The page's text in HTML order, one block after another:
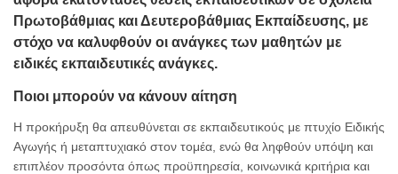
Πρωτοβάθμιας και Δευτεροβάθμιας Εκπαίδευσης, με
στόχο να καλυφθούν οι ανάγκες των μαθητών με
ειδικές εκπαιδευτικές ανάγκες.
Ποιοι μπορούν να κάνουν αίτηση
Η προκήρυξη θα απευθύνεται σε εκπαιδευτικούς με πτυχίο Ειδικής
Αγωγής ή μεταπτυχιακό στον τομέα, ενώ θα ληφθούν υπόψη και
επιπλέον προσόντα όπως προϋπηρεσία, κοινωνικά κριτήρια και